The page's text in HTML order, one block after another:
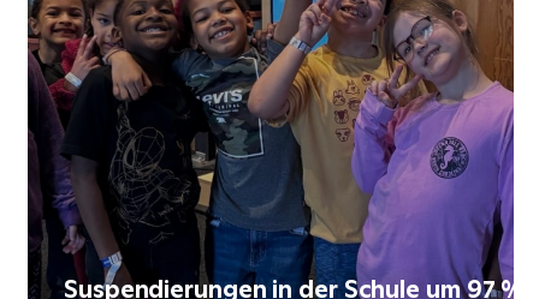
Suspendierungen in der Schule um 97 %